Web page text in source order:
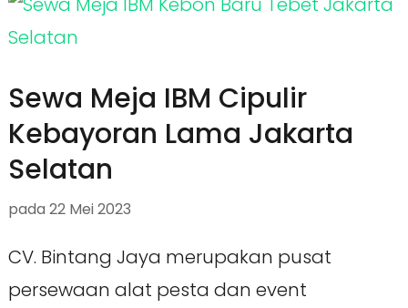
Sewa Meja IBM Cipulir
Kebayoran Lama Jakarta
Selatan
pada 22 Mei 2023
CV. Bintang Jaya merupakan pusat
persewaan alat pesta dan event